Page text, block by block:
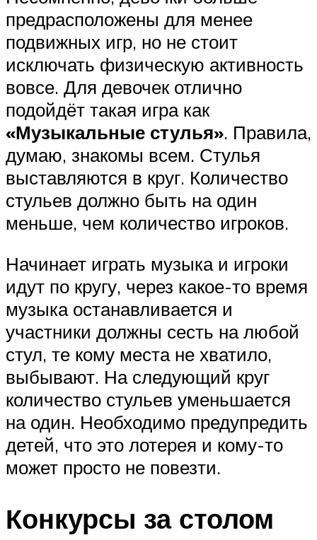
предрасположены для менее
подвижных игр, но не стоит
исключать физическую активность
вовсе. Для девочек отлично
подойдёт такая игра как
«Музыкальные стулья». Правила,
думаю, знакомы всем. Стулья
выставляются в круг. Количество
стульев должно быть на один
меньше, чем количество игроков.
Начинает играть музыка и игроки
идут по кругу, через какое-то время
музыка останавливается и
участники должны сесть на любой
стул, те кому места не хватило,
выбывают. На следующий круг
количество стульев уменьшается
на один. Необходимо предупредить
детей, что это лотерея и кому-то
может просто не повезти.
Конкурсы за столом